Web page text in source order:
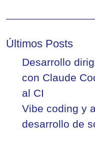
Últimos Posts
Desarrollo
con Claude
al CI
Vibe coding y
desarrollo de